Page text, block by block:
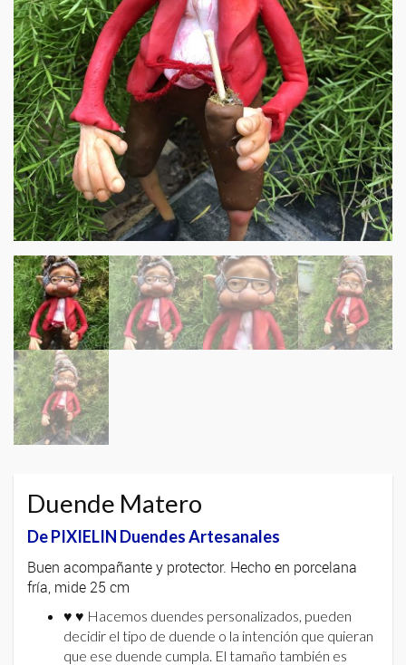
Duende Matero
De PIXIELIN Duendes Artesanales
Buen acompañante y protector. Hecho en porcelana
fría, mide 25 cm
♥ ♥ Hacemos duendes personalizados, pueden
decidir el tipo de duende o la intención que quieran
que ese duende cumpla. El tamaño también es